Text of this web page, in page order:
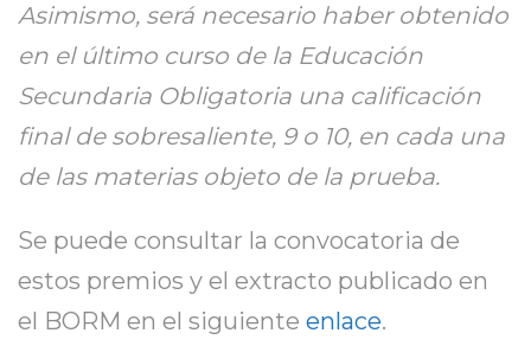
Asimismo, será necesario haber obtenido
en el último curso de la Educación
Secundaria Obligatoria una calificación
final de sobresaliente, 9 o 10, en cada una
de las materias objeto de la prueba.
Se puede consultar la convocatoria de
estos premios y el extracto publicado en
el BORM en el siguiente enlace.